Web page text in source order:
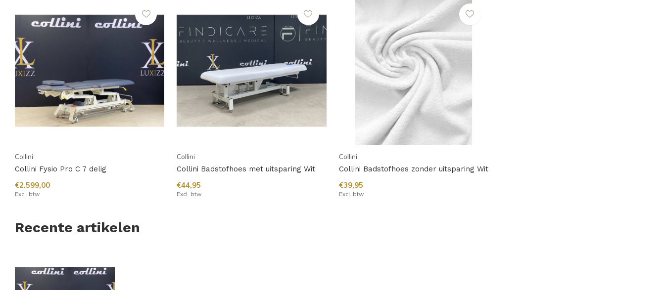
Collini
Collini Fysio Pro C 7 delig
€2.599,00
Excl. btw
Collini
Collini Badstofhoes met uitsparing Wit
€44,95
Excl. btw
Collini
Collini Badstofhoes zonder uitsparing Wit
€39,95
Excl. btw
Recente artikelen